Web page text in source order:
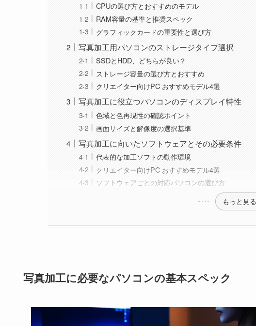
CPUの選び方とおすすめのモデル
RAM容量の基準と推奨スペック
グラフィックカードの重要性と選び方
写真加工用パソコンのストレージタイプ選択
SSDとHDD、どちらが良い？
ストレージ容量の選び方とおすすめ
クリエイター向けPC おすすめモデル4選
写真加工に役立つパソコンのディスプレイ特性
色域と色再現性の確認ポイント
画面サイズと解像度の選択基準
写真加工に向いたソフトウェアとその必要条件
代表的な加工ソフトの動作環境
クリエイター向けPC おすすめモデル4選
ソフトウェアごとの対応パソコンの選び方
もっと見る
写真加工に必要なパソコンの基本スペック